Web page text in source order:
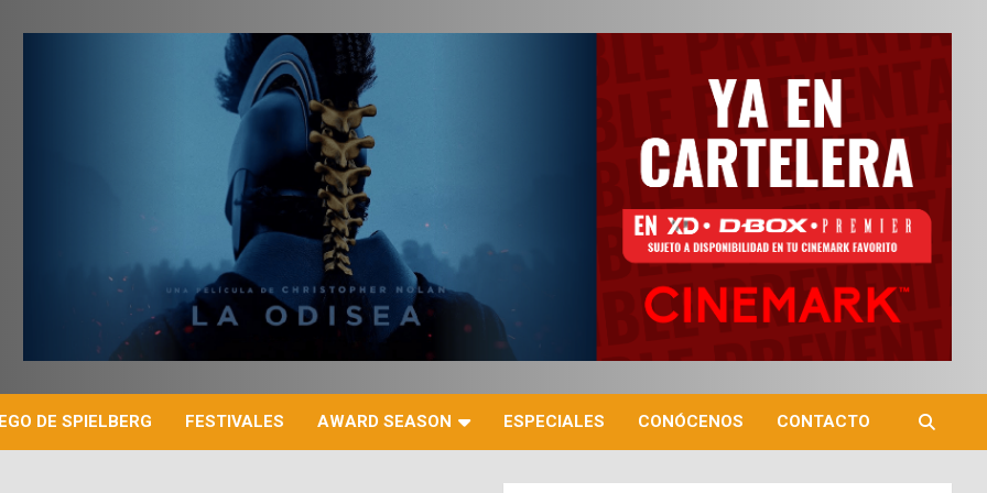
DE SPIELBERG FESTIVALES AWARD SEASON ESPECIALES CONÓCENOS CONTACTO